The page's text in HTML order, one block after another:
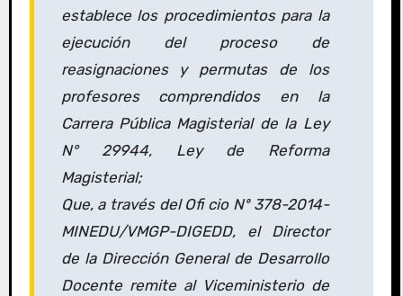
establece los procedimientos para la
ejecución del proceso de
reasignaciones y permutas de los
profesores comprendidos en la
Carrera Pública Magisterial de la Ley
N° 29944, Ley de Reforma
Magisterial;
Que, a través del Ofi cio Nº 378-2014-
MINEDU/VMGP-DIGEDD, el Director
de la Dirección General de Desarrollo
Docente remite al Viceministerio de